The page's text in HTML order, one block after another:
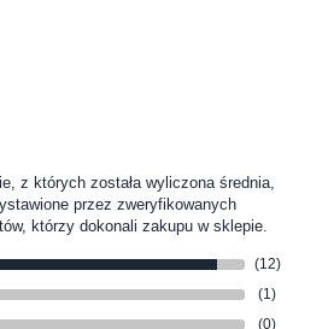
z których została wyliczona średnia,
przez zweryfikowanych
którzy dokonali zakupu w sklepie.
(12)
(1)
(0)